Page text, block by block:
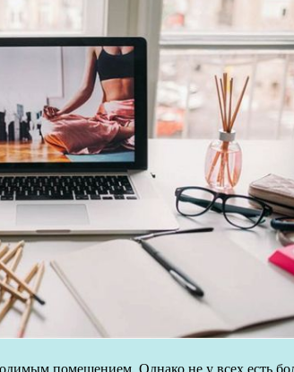
помещением. Однако не у всех есть